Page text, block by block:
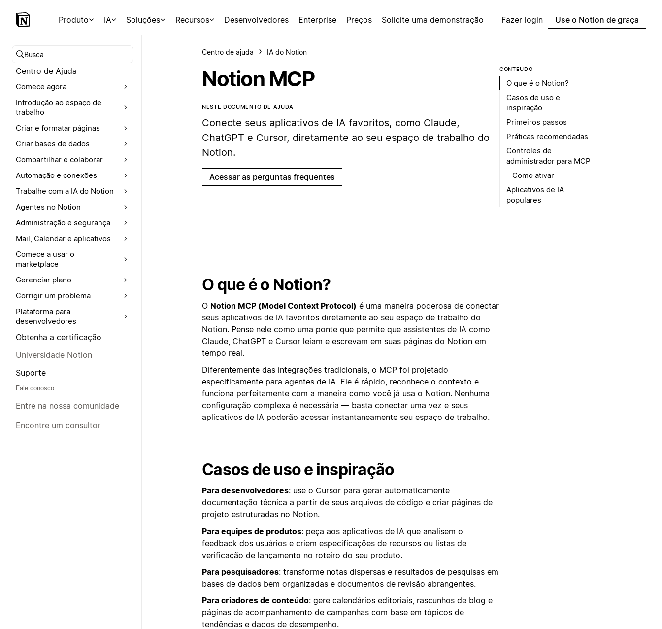
Produto IA Soluções Recursos Desenvolvedores Enterprise Preços Solicite uma demonstração Fazer login Use o Notion de graça
Buscar no Centro de Ajuda
Centro de Ajuda
Comece agora
Introdução ao espaço de
trabalho
Criar e formatar páginas
Criar bases de dados
Compartilhar e colaborar
Automação e conexões
Trabalhe com a IA do Notion
Agentes no Notion
Administração e segurança
Mail, Calendar e aplicativos
Comece a usar o
marketplace
Gerenciar plano
Corrigir um problema
Plataforma para
desenvolvedores
Obtenha a certificação
Universidade Notion
Suporte
Fale conosco
Entre na nossa comunidade
Encontre um consultor
Centro de ajuda IA do Notion
Notion MCP
NESTE DOCUMENTO DE AJUDA
Conecte seus aplicativos de IA favoritos, como Claude,
ChatGPT e Cursor, diretamente ao seu espaço de trabalho do
Notion.
Acessar as perguntas frequentes
O que é o Notion?
O Notion MCP (Model Context Protocol) é uma maneira poderosa de conectar
seus aplicativos de IA favoritos diretamente ao seu espaço de trabalho do
Notion. Pense nele como uma ponte que permite que assistentes de IA como
Claude, ChatGPT e Cursor leiam e escrevam em suas páginas do Notion em
tempo real.
Diferentemente das integrações tradicionais, o MCP foi projetado
especificamente para agentes de IA. Ele é rápido, reconhece o contexto e
funciona perfeitamente com a maneira como você já usa o Notion. Nenhuma
configuração complexa é necessária — basta conectar uma vez e seus
aplicativos de IA poderão acessar instantaneamente seu espaço de trabalho.
Casos de uso e inspiração
Para desenvolvedores: use o Cursor para gerar automaticamente
documentação técnica a partir de seus arquivos de código e criar páginas de
projeto estruturadas no Notion.
Para equipes de produtos: peça aos aplicativos de IA que analisem o
feedback dos usuários e criem especificações de recursos ou listas de
verificação de lançamento no roteiro do seu produto.
Para pesquisadores: transforme notas dispersas e resultados de pesquisas em
bases de dados bem organizadas e documentos de revisão abrangentes.
Para criadores de conteúdo: gere calendários editoriais, rascunhos de blog e
páginas de acompanhamento de campanhas com base em tópicos de
tendências e dados de desempenho.
CONTEÚDO
O que é o Notion?
Casos de uso e
inspiração
Primeiros passos
Práticas recomendadas
Controles de
administrador para MCP
Como ativar
Aplicativos de IA
populares